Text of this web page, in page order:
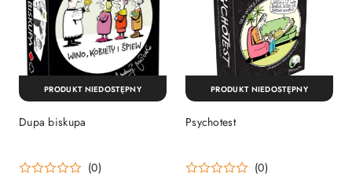
Dupa biskupa
(0)
PRODUKT NIEDOSTĘPNY
Psychotest
(0)
PRODUKT NIEDOSTĘPNY